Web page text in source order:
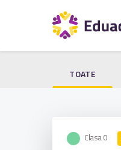
TOATE
Clasa 0